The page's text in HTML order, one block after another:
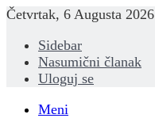
Četvrtak, 6 Augusta 2026
Sidebar
Nasumični članak
Uloguj se
Meni